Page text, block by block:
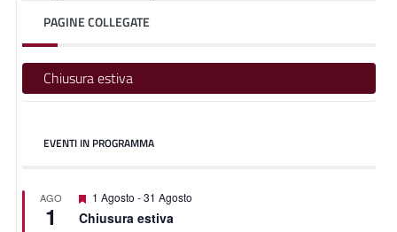
PAGINE COLLEGATE
Chiusura estiva
EVENTI IN PROGRAMMA
AGO
1
Featured
1 Agosto -31 Agosto
Chiusura estiva